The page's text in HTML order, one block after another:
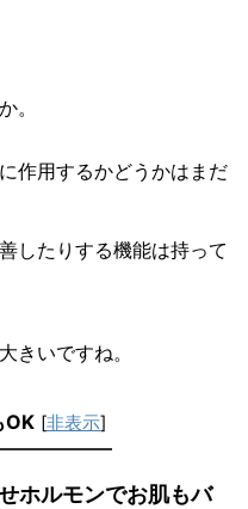
。
作用するかどうかはまだ
したりする機能は持って
きいですね。
OK [非表示]
ホルモンでお肌もバ